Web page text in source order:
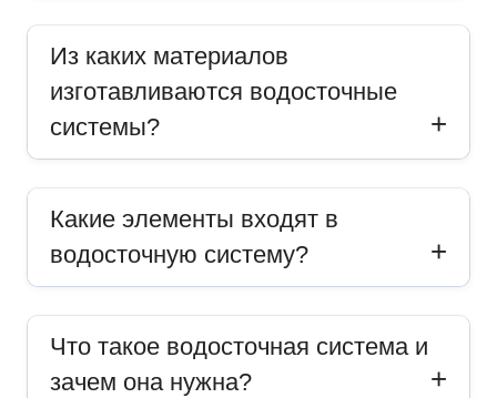
Из каких материалов
изготавливаются водосточные
системы?
Какие элементы входят в
водосточную систему?
Что такое водосточная система и
зачем она нужна?